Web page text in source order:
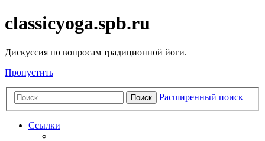
classicyoga.spb.ru
Дискуссия по вопросам традиционной йоги.
Пропустить
Поиск Расширенный поиск
Ссылки